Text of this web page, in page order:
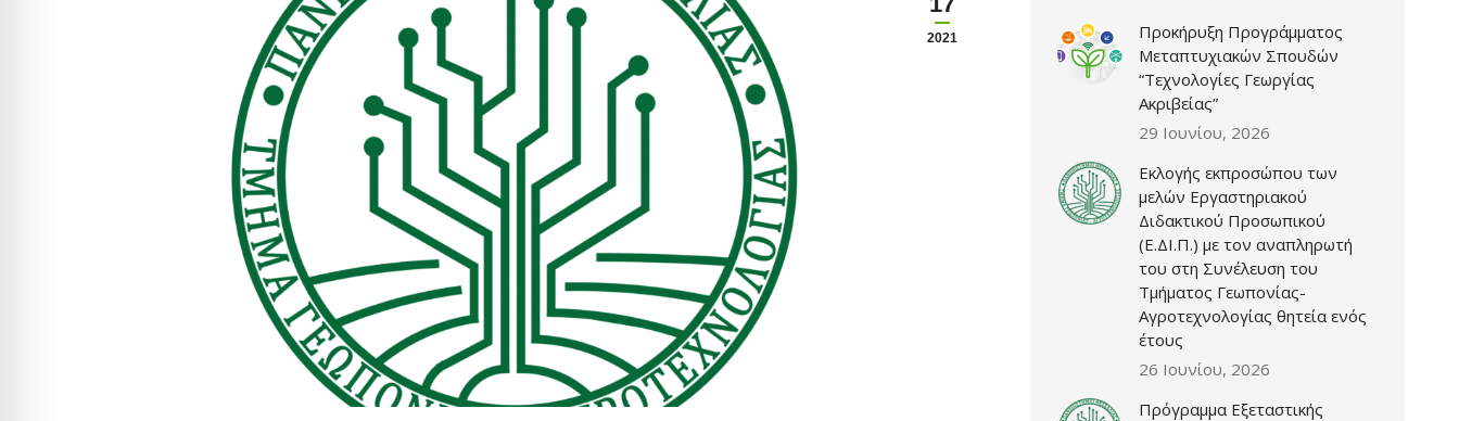
2021
Προκήρυξη Προγράμματος
Μεταπτυχιακών Σπουδών
“Τεχνολογίες Γεωργίας
Ακριβείας”
29 Ιουνίου, 2026
Εκλογής εκπροσώπου των
μελών Εργαστηριακού
Διδακτικού Προσωπικού
(Ε.ΔΙ.Π.) με τον αναπληρωτή
του στη Συνέλευση του
Τμήματος Γεωπονίας-
Αγροτεχνολογίας θητεία ενός
έτους
26 Ιουνίου, 2026
Πρόγραμμα Εξεταστικής